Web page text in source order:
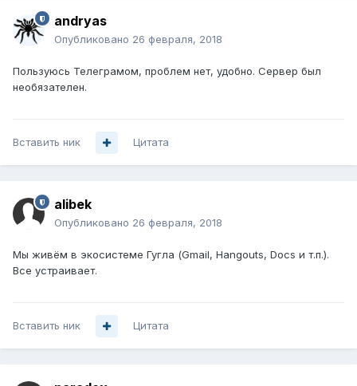
andryas
Опубликовано 26 февраля, 2018
Пользуюсь Телеграмом, проблем нет, удобно. Сервер был
необязателен.
Вставить ник Цитата
alibek
Опубликовано 26 февраля, 2018
Мы живём в экосистеме Гугла (Gmail, Hangouts, Docs и т.п.).
Все устраивает.
Вставить ник Цитата